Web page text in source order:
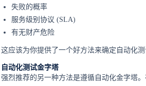
失败的概率
服务级别协议 (SLA)
有无财产危险
这应该为你提供了一个好方法来确定自动化测
自动化测试金字塔
强烈推荐的另一种方法是遵循自动化金字塔